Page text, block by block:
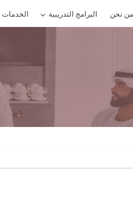
من نحن البرامج التدريبية الخدمات